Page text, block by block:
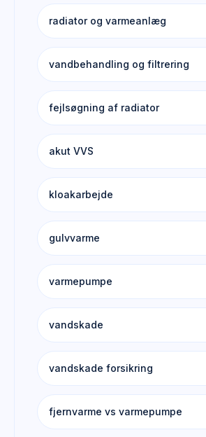
radiator og varmeanlæg
vandbehandling og filtrering
fejlsøgning af radiator
akut VVS
kloakarbejde
gulvvarme
varmepumpe
vandskade
vandskade forsikring
fjernvarme vs varmepumpe